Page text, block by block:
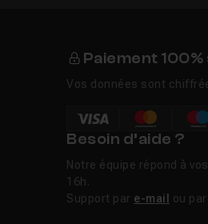
Paiement
Vos données sont
Besoin d’aide ?
Notre équipe répond à
16h.
Support par e-mail ou